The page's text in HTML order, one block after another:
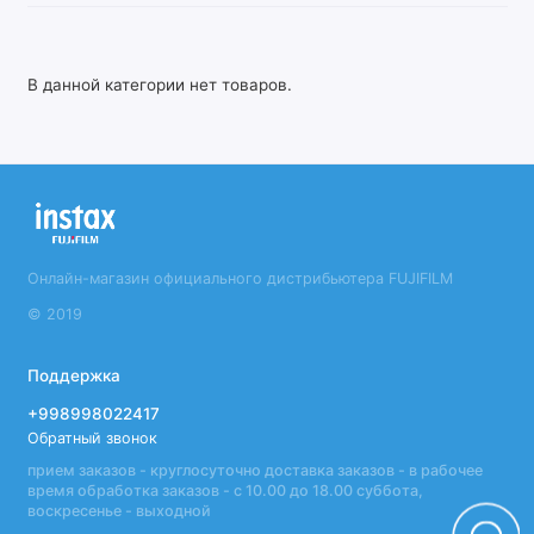
В данной категории нет товаров.
Онлайн-магазин официального дистрибьютера FUJIFILM
© 2019
Поддержка
+998998022417
Обратный звонок
прием заказов - круглосуточно доставка заказов - в рабочее
время обработка заказов - с 10.00 до 18.00 суббота,
воскресенье - выходной